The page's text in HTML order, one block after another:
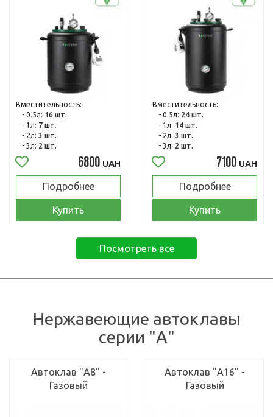
Вместительность:
- 0.5л: 16 шт.
- 1л: 7 шт.
- 2л: 3 шт.
- 3л: 2 шт.
6800 UAH
Подробнее
Купить
Вместительность:
- 0.5л: 24 шт.
- 1л: 14 шт.
- 2л: 3 шт.
- 3л: 2 шт.
7100 UAH
Подробнее
Купить
Посмотреть все
Нержавеющие автоклавы
серии "А"
Автоклав "А8" -
Газовый
Автоклав "А16" -
Газовый